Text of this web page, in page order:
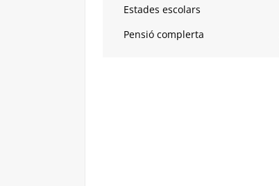
Estades escolars
Pensió complerta